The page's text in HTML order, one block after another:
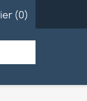
(0)